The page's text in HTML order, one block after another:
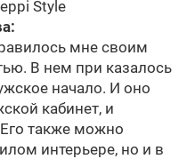
Style
мне своим
В нем при казалось
начало. И оно
кабинет, и
также можно
интерьере, но и в